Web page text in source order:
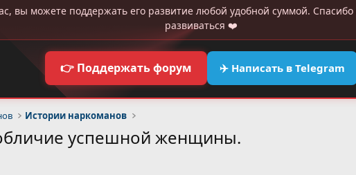
вы можете поддержать его развитие любой удобной суммой. Спасибо
развиваться ❤️
👉 Поддержать форум ✈️ Написать в Telegram
Истории наркоманов
успешной женщины.